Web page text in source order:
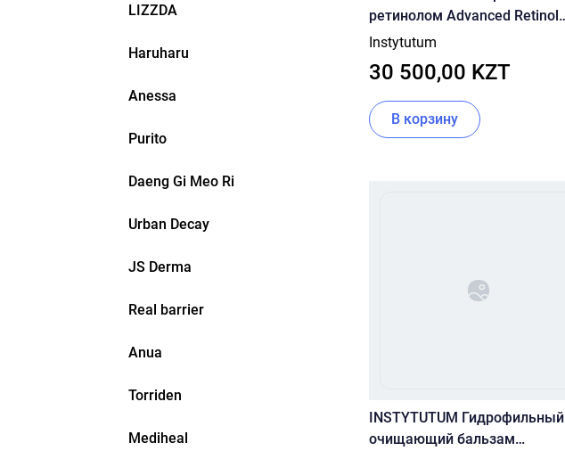
LIZZDA
Haruharu
Anessa
Purito
Daeng Gi Meo Ri
Urban Decay
JS Derma
Real barrier
Anua
Torriden
Mediheal
ретинолом Advanced Retinol
Toner 150 ml
Instytutum
30 500,00 KZT
В корзину
INSTYTUTUM Гидрофильный
очищающий бальзам